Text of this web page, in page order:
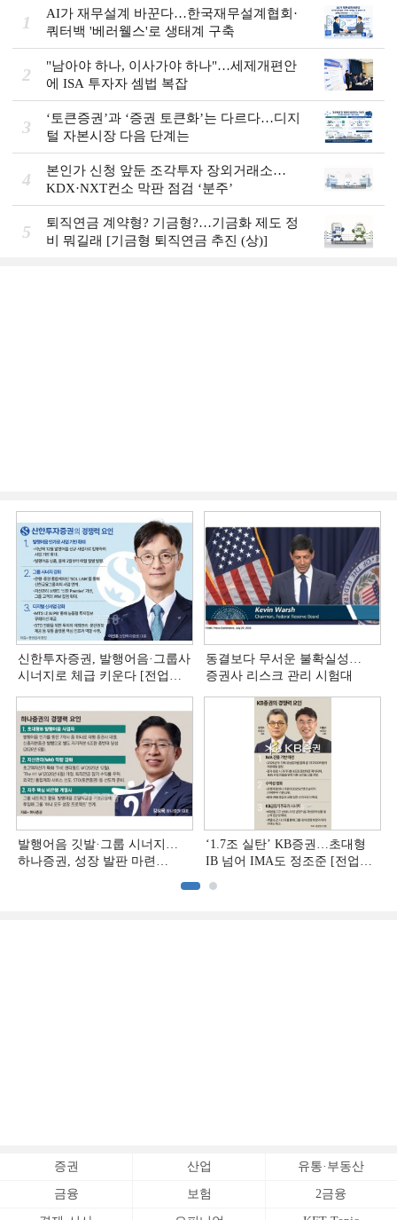
1
AI가 재무설계 바꾼다…한국재무설계협회·
쿼터백 '베러웰스'로 생태계 구축
2
"남아야 하나, 이사가야 하나"…세제개편안
에 ISA 투자자 셈법 복잡
3
‘토큰증권’과 ‘증권 토큰화’는 다르다…디지
털 자본시장 다음 단계는
4
본인가 신청 앞둔 조각투자 장외거래소…
KDX·NXT컨소 막판 점검 ‘분주’
5
퇴직연금 계약형? 기금형?…기금화 제도 정
비 뭐길래 [기금형 퇴직연금 추진 (상)]
신한투자증권, 발행어음·그룹사
시너지로 체급 키운다 [전업계
동결보다 무서운 불확실성…
증권사 리스크 관리 시험대
발행어음 깃발·그룹 시너지…
하나증권, 성장 발판 마련
‘1.7조 실탄’ KB증권…초대형
IB 넘어 IMA도 정조준 [전업계
증권 산업 유통·부동산
금융 보험 2금융